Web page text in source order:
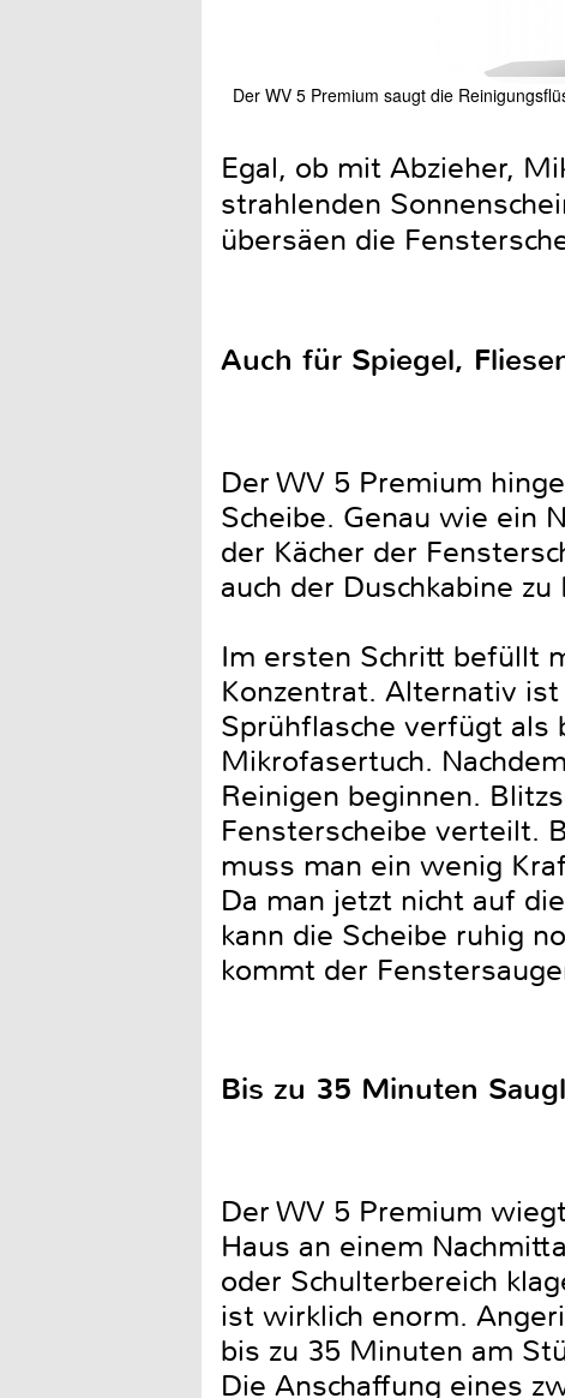
Der WV 5 Premium saugt die
Egal, ob mit Abzieher,
strahlenden
übersäen die
Auch für Spiegel,
Der WV 5 Premium
Scheibe. Genau wie ein
der Kächer der
auch der Duschkabine zu
Im ersten Schritt befüllt
Konzentrat. Alternativ
Sprühflasche verfügt als
Mikrofasertuch.
Reinigen beginnen.
Fensterscheibe verteilt.
muss man ein wenig
Da man jetzt nicht auf
kann die Scheibe ruhig
kommt der
Bis zu 35 Minuten
Der WV 5 Premium
Haus an einem
oder Schulterbereich
ist wirklich enorm.
bis zu 35 Minuten am
Die Anschaffung eines